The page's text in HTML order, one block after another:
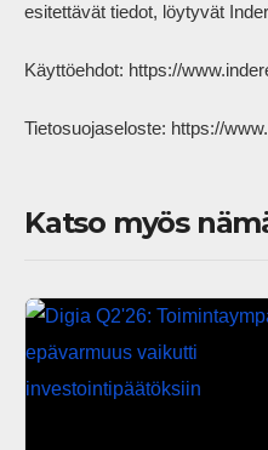
esitettävät tiedot, löytyvät
Käyttöehdot: https://
Tietosuojaseloste: https://
Katso myös